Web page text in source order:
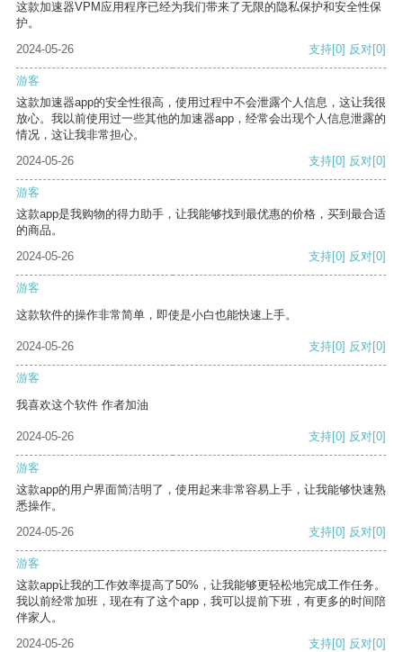
这款加速器VPM应用程序已经为我们带来了无限的隐私保护和安全性保
护。
2024-05-26
支持[0] 反对[0]
游客
这款加速器app的安全性很高，使用过程中不会泄露个人信息，这让我很
放心。我以前使用过一些其他的加速器app，经常会出现个人信息泄露的
情况，这让我非常担心。
2024-05-26
支持[0] 反对[0]
游客
这款app是我购物的得力助手，让我能够找到最优惠的价格，买到最合适
的商品。
2024-05-26
支持[0] 反对[0]
游客
这款软件的操作非常简单，即使是小白也能快速上手。
2024-05-26 支持[0] 反对[0]
游客
我喜欢这个软件 作者加油
2024-05-26 支持[0] 反对[0]
游客
这款app的用户界面简洁明了，使用起来非常容易上手，让我能够快速熟
悉操作。
2024-05-26
支持[0] 反对[0]
游客
这款app让我的工作效率提高了50%，让我能够更轻松地完成工作任务。
我以前经常加班，现在有了这个app，我可以提前下班，有更多的时间陪
伴家人。
2024-05-26
支持[0] 反对[0]